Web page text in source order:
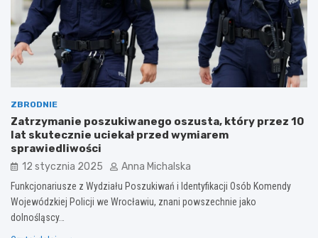
ZBRODNIE
Zatrzymanie poszukiwanego oszusta, który przez 10
lat skutecznie uciekał przed wymiarem
sprawiedliwości
12 stycznia 2025 Anna Michalska
Funkcjonariusze z Wydziału Poszukiwań i Identyfikacji Osób Komendy
Wojewódzkiej Policji we Wrocławiu, znani powszechnie jako
dolnośląscy…